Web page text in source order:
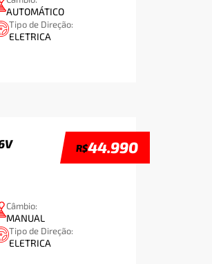
AUTOMÁTICO
Tipo de Direção:
ELETRICA
R$44.990
Câmbio:
MANUAL
Tipo de Direção:
ELETRICA